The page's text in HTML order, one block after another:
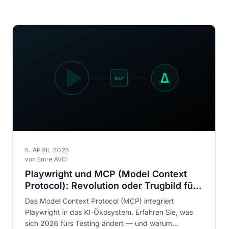
5. APRIL 2026
von Emre AVCI
Playwright und MCP (Model Context
Protocol): Revolution oder Trugbild für
Visuelles Testen?
Das Model Context Protocol (MCP) integriert
Playwright in das KI-Ökosystem. Erfahren Sie, was
sich 2026 fürs Testing ändert — und warum